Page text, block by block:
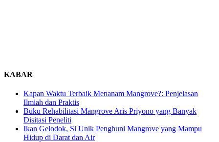
KABAR
Kapan Waktu Terbaik Menanam Mangrove?: Penjelasan
Ilmiah dan Praktis
Buku Rehabilitasi Mangrove Aris Priyono yang Banyak
Disitasi Peneliti
Ikan Gelodok, Si Unik Penghuni Mangrove yang Mampu
Hidup di Darat dan Air